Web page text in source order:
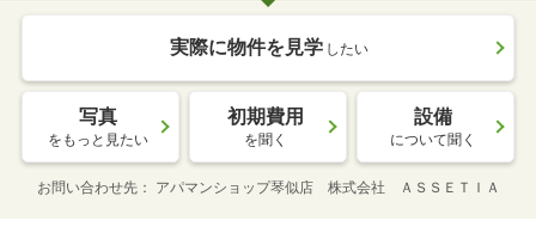
実際に物件を見学 したい
写真
をもっと見たい
初期費用
を聞く
設備
について聞く
お問い合わせ先 アパマンショップ琴似店 株式会社 ＡＳＳＥＴＩＡ